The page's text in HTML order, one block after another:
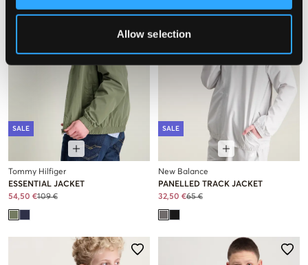
Allow selection
SALE
Tommy Hilfiger
ESSENTIAL JACKET
54,50 €109 €
SALE
New Balance
PANELLED TRACK JACKET
32,50 €65 €